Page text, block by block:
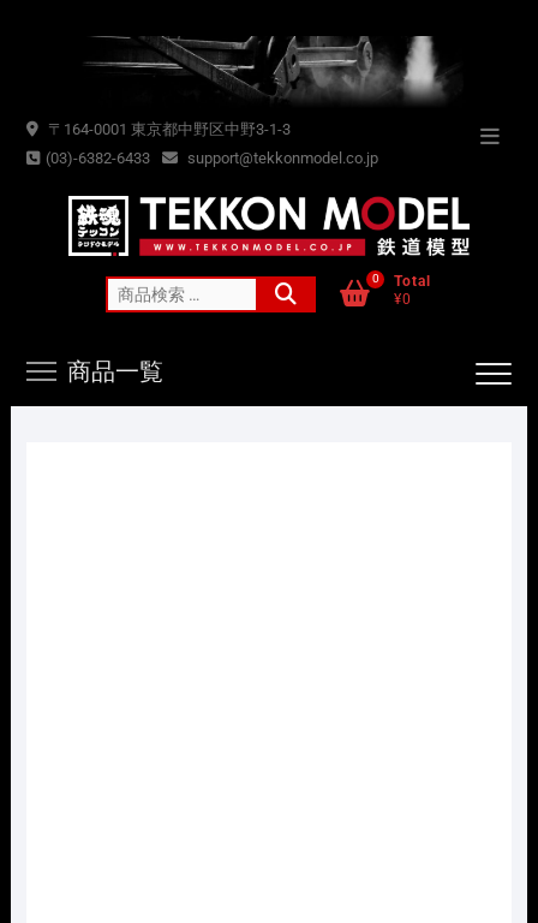
〒164-0001 東京都中野区中野3-1-3
(03)-6382-6433
support@tekkonmodel.co.jp
索
0
Total
¥0
商品一覧